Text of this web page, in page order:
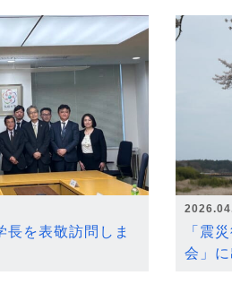
長を表敬訪問しま
「震
会」